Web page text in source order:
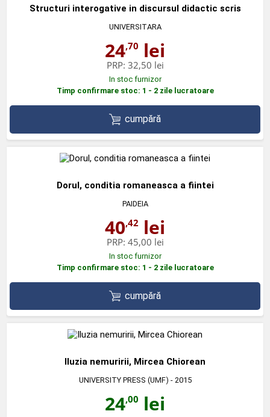
Structuri interogative in discursul didactic scris
UNIVERSITARA
24,70 lei
PRP: 32,50 lei
In stoc furnizor
Timp confirmare stoc: 1 - 2 zile lucratoare
cumpără
Dorul, conditia romaneasca a fiintei
PAIDEIA
40,42 lei
PRP: 45,00 lei
In stoc furnizor
Timp confirmare stoc: 1 - 2 zile lucratoare
cumpără
Iluzia nemuririi, Mircea Chiorean
UNIVERSITY PRESS (UMF) - 2015
24,00 lei